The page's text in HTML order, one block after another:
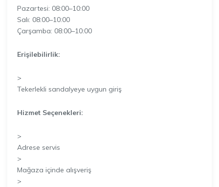
Pazartesi: 08:00–10:00
Salı: 08:00–10:00
Çarşamba: 08:00–10:00
Erişilebilirlik:
>
Tekerlekli sandalyeye uygun giriş
Hizmet Seçenekleri:
>
Adrese servis
>
Mağaza içinde alışveriş
>